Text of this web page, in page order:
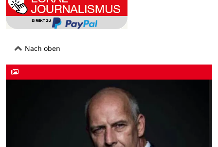
Nach oben